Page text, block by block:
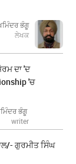
ਭੰਗੂ
ਲੇਖਕ
ਦਾ 'ਦ
'ਚ
ਭੰਗੂ
writer
ਗੁਰਮੀਤ ਸਿੰਘ